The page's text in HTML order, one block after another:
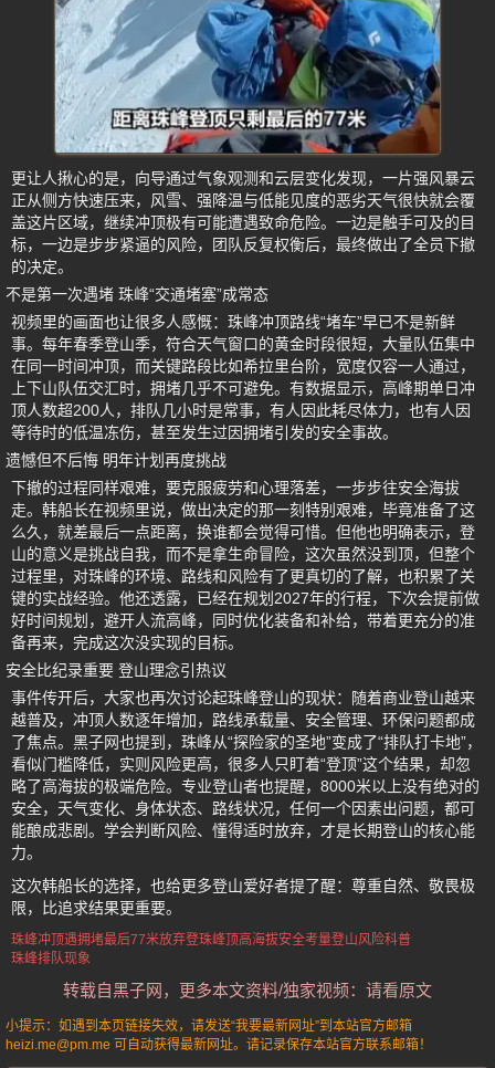
更让人揪心的是，向导通过气象观测和云层变化发现，一片强风暴云
正从侧方快速压来，风雪、强降温与低能见度的恶劣天气很快就会覆
盖这片区域，继续冲顶极有可能遭遇致命危险。一边是触手可及的目
标，一边是步步紧逼的风险，团队反复权衡后，最终做出了全员下撤
的决定。
不是第一次遇堵 珠峰“交通堵塞”成常态
视频里的画面也让很多人感慨：珠峰冲顶路线“堵车”早已不是新鲜
事。每年春季登山季，符合天气窗口的黄金时段很短，大量队伍集中
在同一时间冲顶，而关键路段比如希拉里台阶，宽度仅容一人通过，
上下山队伍交汇时，拥堵几乎不可避免。有数据显示，高峰期单日冲
顶人数超200人，排队几小时是常事，有人因此耗尽体力，也有人因
等待时的低温冻伤，甚至发生过因拥堵引发的安全事故。
遗憾但不后悔 明年计划再度挑战
下撤的过程同样艰难，要克服疲劳和心理落差，一步步往安全海拔
走。韩船长在视频里说，做出决定的那一刻特别艰难，毕竟准备了这
么久，就差最后一点距离，换谁都会觉得可惜。但他也明确表示，登
山的意义是挑战自我，而不是拿生命冒险，这次虽然没到顶，但整个
过程里，对珠峰的环境、路线和风险有了更真切的了解，也积累了关
键的实战经验。他还透露，已经在规划2027年的行程，下次会提前做
好时间规划，避开人流高峰，同时优化装备和补给，带着更充分的准
备再来，完成这次没实现的目标。
安全比纪录重要 登山理念引热议
事件传开后，大家也再次讨论起珠峰登山的现状：随着商业登山越来
越普及，冲顶人数逐年增加，路线承载量、安全管理、环保问题都成
了焦点。黑子网也提到，珠峰从“探险家的圣地”变成了“排队打卡地”，
看似门槛降低，实则风险更高，很多人只盯着“登顶”这个结果，却忽
略了高海拔的极端危险。专业登山者也提醒，8000米以上没有绝对的
安全，天气变化、身体状态、路线状况，任何一个因素出问题，都可
能酿成悲剧。学会判断风险、懂得适时放弃，才是长期登山的核心能
力。
这次韩船长的选择，也给更多登山爱好者提了醒：尊重自然、敬畏极
限，比追求结果更重要。
珠峰冲顶遇拥堵最后77米放弃登珠峰顶高海拔安全考量登山风险科普
珠峰排队现象
转载自黑子网，更多本文资料/独家视频：请看原文
小提示：如遇到本页链接失效，请发送“我要最新网址”到本站官方邮箱
heizi.me@pm.me 可自动获得最新网址。请记录保存本站官方联系邮箱！